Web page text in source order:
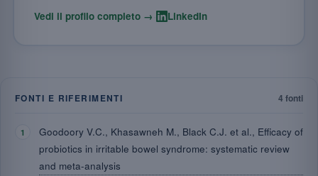
Vedi il profilo completo → LinkedIn
FONTI E RIFERIMENTI 4 fonti
Goodoory V.C., Khasawneh M., Black C.J. et al., Efficacy of
probiotics in irritable bowel syndrome: systematic review
and meta-analysis